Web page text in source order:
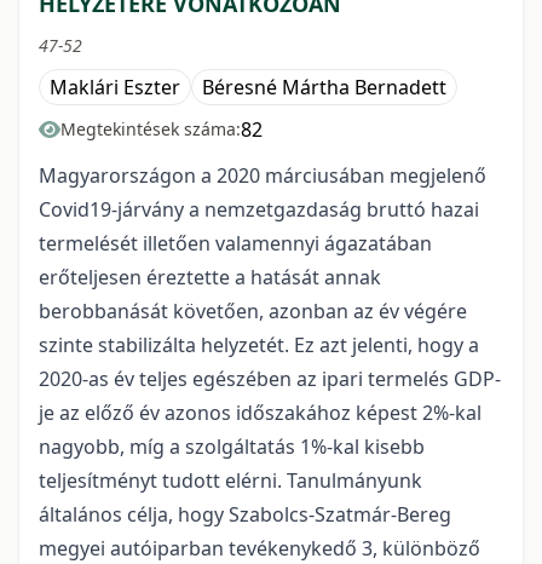
47-52
Maklári Eszter Béresné Mártha Bernadett
Megtekintések száma:82
Magyarországon a 2020 márciusában megjelenő
Covid19-járvány a nemzetgazdaság bruttó hazai
termelését illetően valamennyi ágazatában
erőteljesen éreztette a hatását annak
berobbanását követően, azonban az év végére
szinte stabilizálta helyzetét. Ez azt jelenti, hogy a
2020-as év teljes egészében az ipari termelés GDP-
je az előző év azonos időszakához képest 2%-kal
nagyobb, míg a szolgáltatás 1%-kal kisebb
teljesítményt tudott elérni. Tanulmányunk
általános célja, hogy Szabolcs-Szatmár-Bereg
megyei autóiparban tevékenykedő 3, különböző